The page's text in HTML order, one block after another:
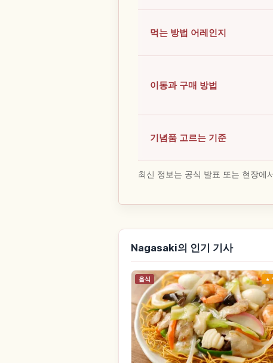
먹는 방법 어레인지
이동과 구매 방법
기념품 고르는 기준
최신 정보는 공식 발표 또는 현장에
Nagasaki의 인기 기사
음식